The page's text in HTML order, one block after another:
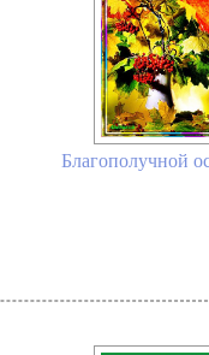
Благополучной